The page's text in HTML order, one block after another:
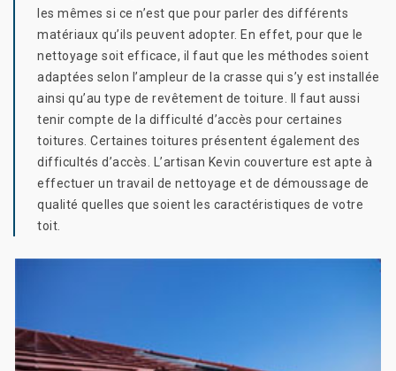
les mêmes si ce n’est que pour parler des différents
matériaux qu’ils peuvent adopter. En effet, pour que le
nettoyage soit efficace, il faut que les méthodes soient
adaptées selon l’ampleur de la crasse qui s’y est installée
ainsi qu’au type de revêtement de toiture. Il faut aussi
tenir compte de la difficulté d’accès pour certaines
toitures. Certaines toitures présentent également des
difficultés d’accès. L’artisan Kevin couverture est apte à
effectuer un travail de nettoyage et de démoussage de
qualité quelles que soient les caractéristiques de votre
toit.